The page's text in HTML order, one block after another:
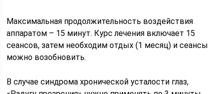
Максимальная продолжительность воздействия
аппаратом – 15 минут. Курс лечения включает 15
сеансов, затем необходим отдых (1 месяц) и сеансы
можно возобновить.
В случае синдрома хронической усталости глаз,